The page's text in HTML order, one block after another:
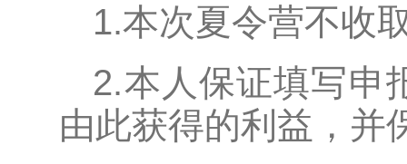
1.本次夏令营不收
2.本人保证填写申
由此获得的利益，并